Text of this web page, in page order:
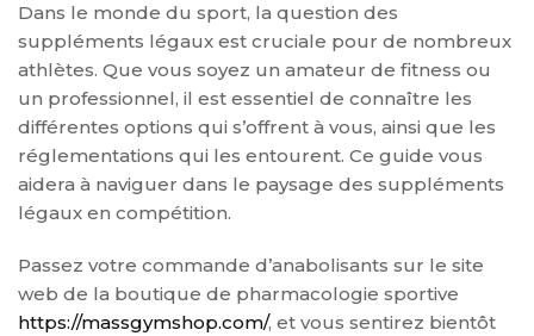
Dans le monde du sport, la question des
suppléments légaux est cruciale pour de nombreux
athlètes. Que vous soyez un amateur de fitness ou
un professionnel, il est essentiel de connaître les
différentes options qui s’offrent à vous, ainsi que les
réglementations qui les entourent. Ce guide vous
aidera à naviguer dans le paysage des suppléments
légaux en compétition.
Passez votre commande d’anabolisants sur le site
web de la boutique de pharmacologie sportive
https://massgymshop.com/, et vous sentirez bientôt